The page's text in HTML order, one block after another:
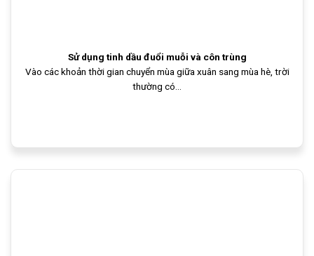
Sử dụng tinh dầu đuổi muỗi và côn trùng
Vào các khoản thời gian chuyển mùa giữa xuân sang mùa hè, trời
thường có...